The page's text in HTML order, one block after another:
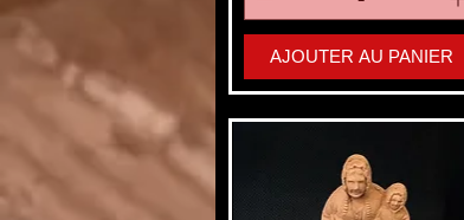
AJOUTER AU PANIER